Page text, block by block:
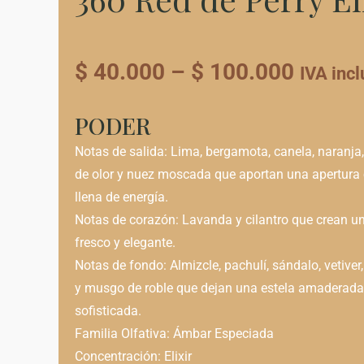
$ 40.000 – $ 100.000 Price
$
IVA
PODER
Notas de salida: Lima, bergamota, canela,
de olor y nuez moscada que aportan una
llena de energía.
Notas de corazón: Lavanda y cilantro que crean
fresco y elegante.
Notas de fondo: Almizcle, pachulí, sándalo,
y musgo de roble que dejan una estela
sofisticada.
Familia Olfativa: Ámbar Especiada
Concentración: Elixir